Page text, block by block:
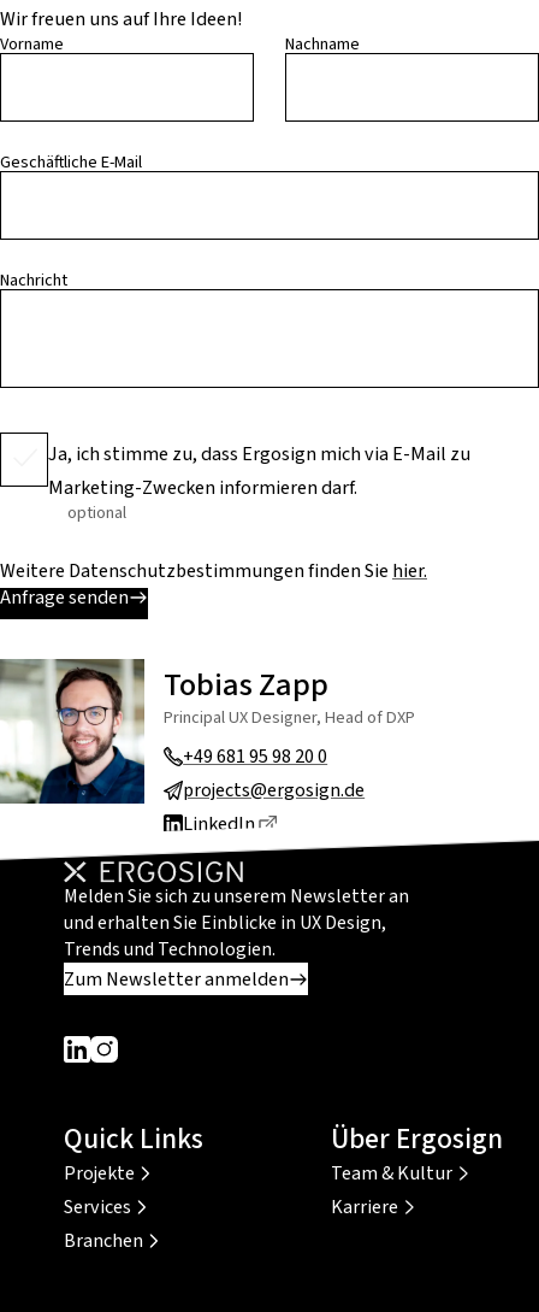
Wir freuen uns auf Ihre Ideen!
Vorname Nachname
Geschäftliche E-Mail
Nachricht
Ja, ich stimme zu, dass Ergosign mich via E-Mail zu
Marketing-Zwecken informieren darf.
optional
Weitere Datenschutzbestimmungen finden Sie hier.
Anfrage senden
Tobias Zapp
Principal UX Designer, Head of DXP
+49 681 95 98 20 0
projects@ergosign.de
LinkedIn
Melden Sie sich zu unserem Newsletter an
und erhalten Sie Einblicke in UX Design,
Trends und Technologien.
Zum Newsletter anmelden
Dieser Link führt zu einer externen Seite
Dieser Link führt zu einer externen Seite
Quick Links
Projekte
Services
Branchen
Über Ergosign
Team & Kultur
Karriere